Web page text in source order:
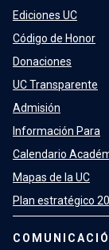
Ediciones UC
Código de Honor
Donaciones
UC Transparente
Admisión
Información Para
Calendario
Mapas de la UC
Plan estratégico